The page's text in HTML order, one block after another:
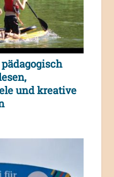
und kreative